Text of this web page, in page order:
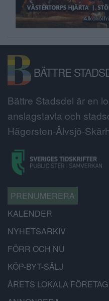
BÄTTRE
Bättre Stadsdel är en
anslagstavla och
Hägersten-Älvsjö-
PRENUMERERA
KALENDER
NYHETSARKIV
FÖRR OCH NU
KÖP-BYT-SÄLJ
ÅRETS LOKALA FÖRETAG